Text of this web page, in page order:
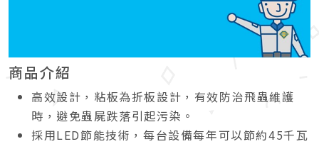
商品介紹
高效設計，粘板為折板設計，有效防治飛蟲維護
時，避免蟲屍跌落引起污染。
採用LED節能技術，每台設備每年可以節約45千瓦